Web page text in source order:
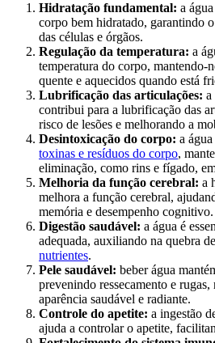
Hidratação fundamental: a
corpo bem hidratado, garantindo
das células e órgãos.
Regulação da temperatura: a
temperatura do corpo, mantendo-
quente e aquecidos quando está
Lubrificação das articulações: a
contribui para a lubrificação das
risco de lesões e melhorando a
Desintoxicação do corpo: a
toxinas e resíduos do corpo,
eliminação, como rins e fígado,
Melhoria da função cerebral: a
melhora a função cerebral,
memória e desempenho cognitivo.
Digestão saudável: a água é
adequada, auxiliando na quebra
nutrientes.
Pele saudável: beber água
prevenindo ressecamento e rugas,
aparência saudável e radiante.
Controle do apetite: a ingestão
ajuda a controlar o apetite,